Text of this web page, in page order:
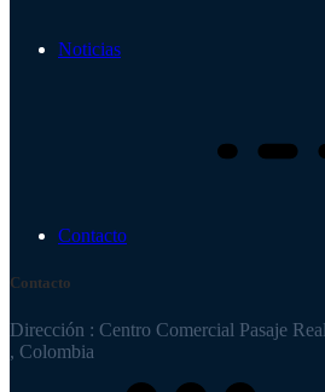
Noticias
Contacto
Contacto
Dirección : Centro Comercial Pasaje
, Colombia